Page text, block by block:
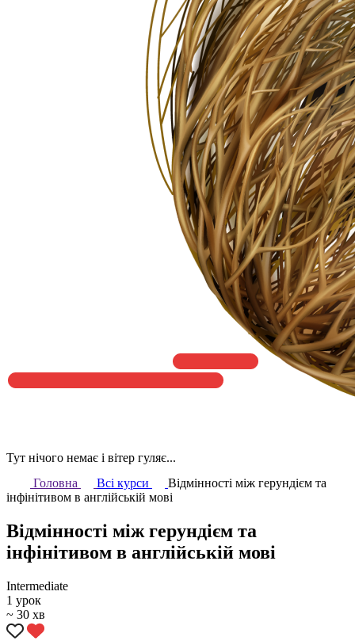
Тут нічого немає і вітер гуляє...
Головна
Всі курси
Відмінності між герундієм та
інфінітивом в англійській мові
Відмінності між герундієм та
інфінітивом в англійській мові
Intermediate
1 урок
~ 30 хв